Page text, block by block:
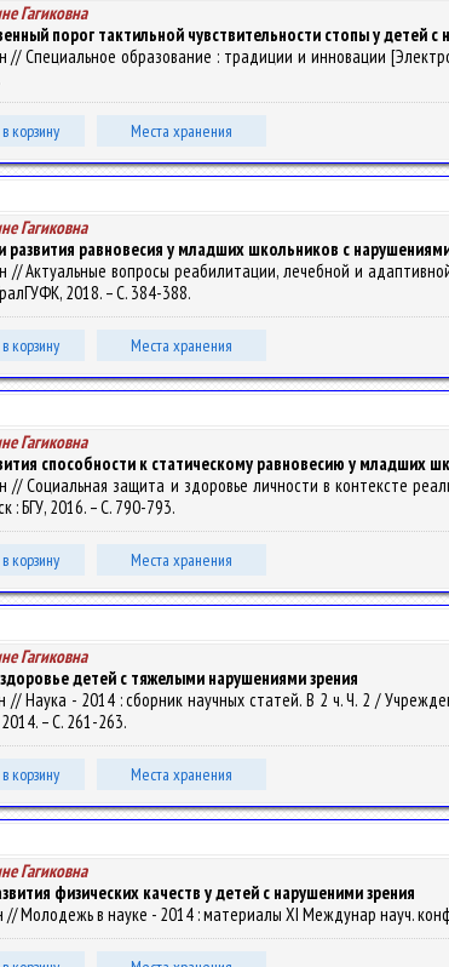
Гагиковна
порог тактильной чувствительности стопы у детей с
// Специальное образование : традиции и инновации
корзину Места хранения
Гагиковна
развития равновесия у младших школьников с
// Актуальные вопросы реабилитации, лечебной и
2018. – С. 384-388.
корзину Места хранения
Гагиковна
способности к статическому равновесию у младших
// Социальная защита и здоровье личности в контексте
: БГУ, 2016. – С. 790-793.
корзину Места хранения
Гагиковна
детей с тяжелыми нарушениями зрения
// Наука - 2014 : сборник научных статей. В 2 ч. Ч. 2 /
– С. 261-263.
корзину Места хранения
Гагиковна
физических качеств у детей с нарушеними зрения
// Молодежь в науке - 2014 : материалы XI Междунар науч.